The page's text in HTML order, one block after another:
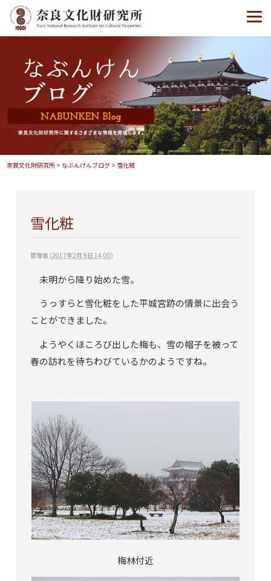
奈良文化財研究所 > なぶんけんブログ > 雪化粧
雪化粧
管理者(2017年2月 9日 14:00)
未明から降り始めた雪。
うっすらと雪化粧をした平城宮跡の情景に出会う
ことができました。
ようやくほころび出した梅も、雪の帽子を被って
春の訪れを待ちわびているかのようですね。
梅林付近